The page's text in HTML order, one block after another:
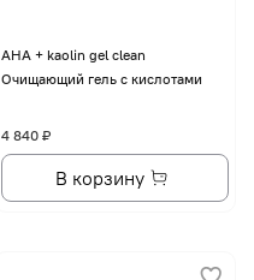
AHA + kaolin gel clean
Очищающий гель с кислотами
4 840 ₽
В корзину